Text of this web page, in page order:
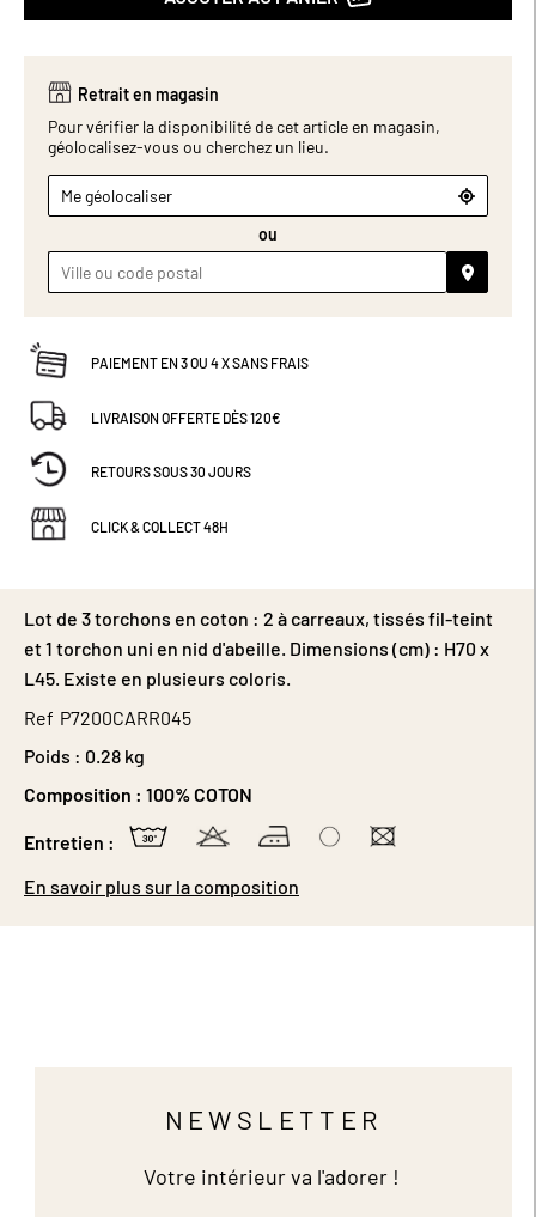
Retrait en magasin
Pour vérifier la disponibilité de cet article en magasin,
géolocalisez-vous ou cherchez un lieu.
Me géolocaliser
ou
PAIEMENT EN 3 OU 4 X SANS FRAIS
LIVRAISON OFFERTE DÈS 120€
RETOURS SOUS 30 JOURS
CLICK & COLLECT 48H
Lot de 3 torchons en coton : 2 à carreaux, tissés fil-teint
et 1 torchon uni en nid d'abeille. Dimensions (cm) : H70 x
L45. Existe en plusieurs coloris.
Ref P7200CARR045
Poids : 0.28 kg
Composition : 100% COTON
Entretien :
En savoir plus sur la composition
NEWSLETTER
Votre intérieur va l'adorer !